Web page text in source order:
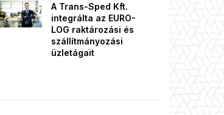
A Trans-Sped Kft.
integrálta az EURO-
LOG raktározási és
szállítmányozási
üzletágait